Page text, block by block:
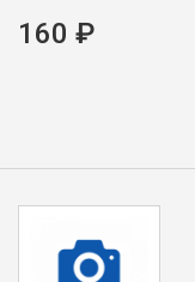
160 ₽